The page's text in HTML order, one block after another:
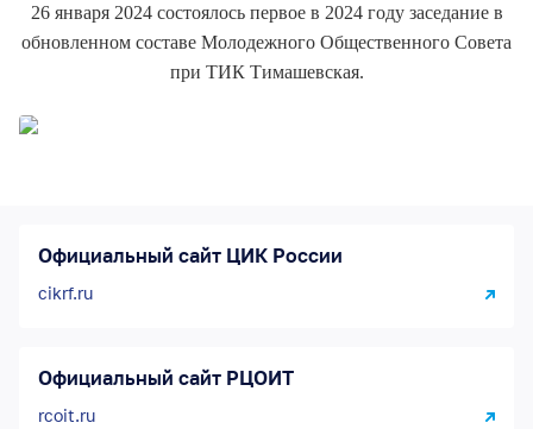
26 января 2024 состоялось первое в 2024 году заседание в
обновленном составе Молодежного Общественного Совета
при ТИК Тимашевская.
Официальный сайт ЦИК России
cikrf.ru
Официальный сайт РЦОИТ
rcoit.ru